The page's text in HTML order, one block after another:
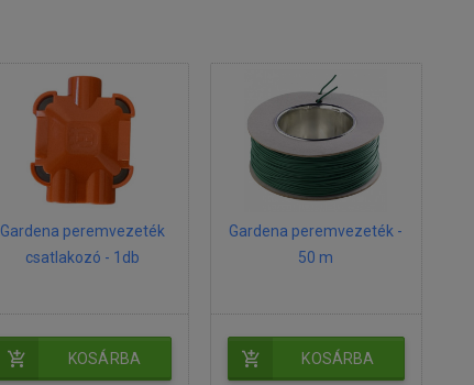
Gardena peremvezeték
csatlakozó - 1db
KOSÁRBA
Gardena peremvezeték -
50 m
KOSÁRBA